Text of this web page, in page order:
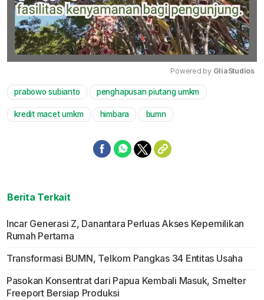
Powered by GliaStudios
prabowo subianto penghapusan piutang umkm
kredit macet umkm himbara bumn
Berita Terkait
Incar Generasi Z, Danantara Perluas Akses Kepemilikan
Rumah Pertama
Transformasi BUMN, Telkom Pangkas 34 Entitas Usaha
Pasokan Konsentrat dari Papua Kembali Masuk, Smelter
Freeport Bersiap Produksi